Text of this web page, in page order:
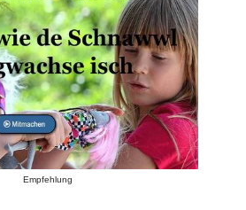
Empfehlung